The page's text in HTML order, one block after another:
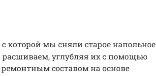
которой мы сняли старое напольное
углубляя их с помощью
составом на основе